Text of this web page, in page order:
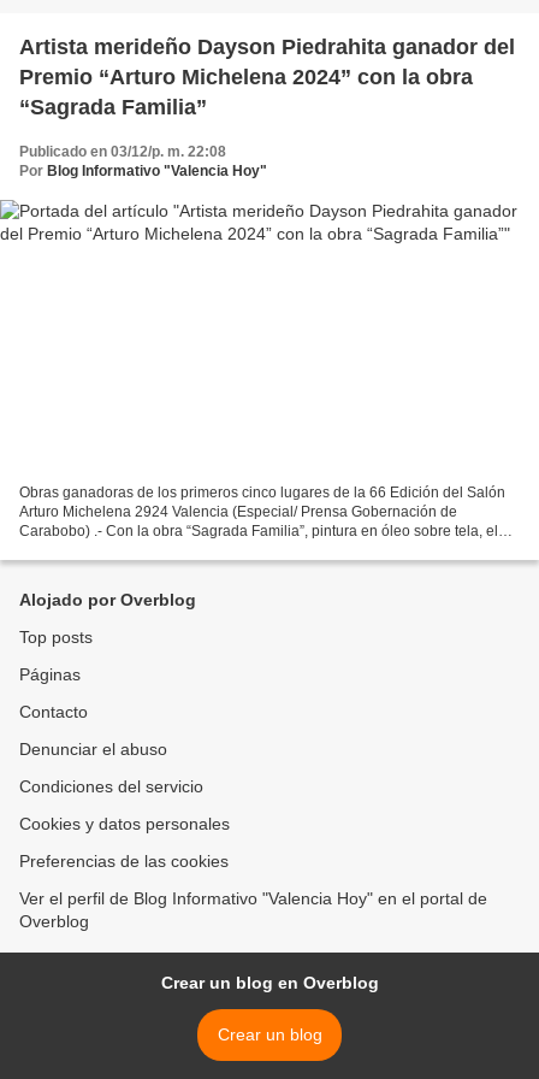
Artista merideño Dayson Piedrahita ganador del
Premio “Arturo Michelena 2024” con la obra
“Sagrada Familia”
Publicado en 03/12/p. m. 22:08
Por Blog Informativo "Valencia Hoy"
Obras ganadoras de los primeros cinco lugares de la 66 Edición del Salón
Arturo Michelena 2924 Valencia (Especial/ Prensa Gobernación de
Carabobo) .- Con la obra “Sagrada Familia”, pintura en óleo sobre tela, el
Alojado por Overblog
Top posts
Páginas
Contacto
Denunciar el abuso
Condiciones del servicio
Cookies y datos personales
Preferencias de las cookies
Ver el perfil de Blog Informativo "Valencia Hoy" en el portal de
Overblog
Crear un blog en Overblog
Crear un blog